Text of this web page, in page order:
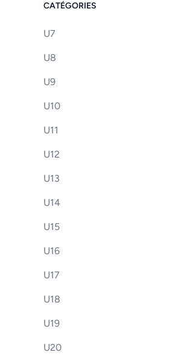
CATÉGORIES
U7
U8
U9
U10
U11
U12
U13
U14
U15
U16
U17
U18
U19
U20